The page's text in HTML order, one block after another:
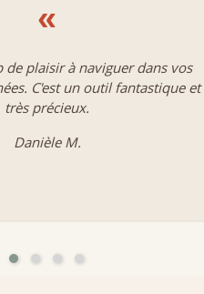
«
titanesque travail qui rend
de nos aïeux et à l'origine
société canadienne française